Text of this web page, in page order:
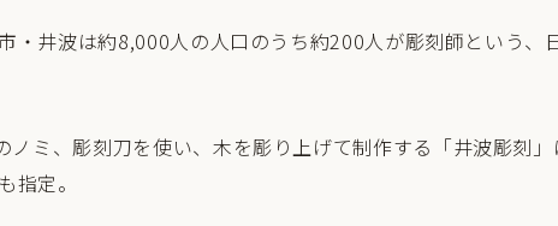
・井波は約8,000人の人口のうち約200人が彫刻師という、
ノミ、彫刻刀を使い、木を彫り上げて制作する「井波彫刻
指定。